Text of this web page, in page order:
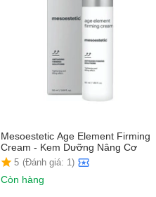
Mesoestetic Age Element Firming
Cream - Kem Dưỡng Nâng Cơ
5 (Đánh giá: 1)
Còn hàng